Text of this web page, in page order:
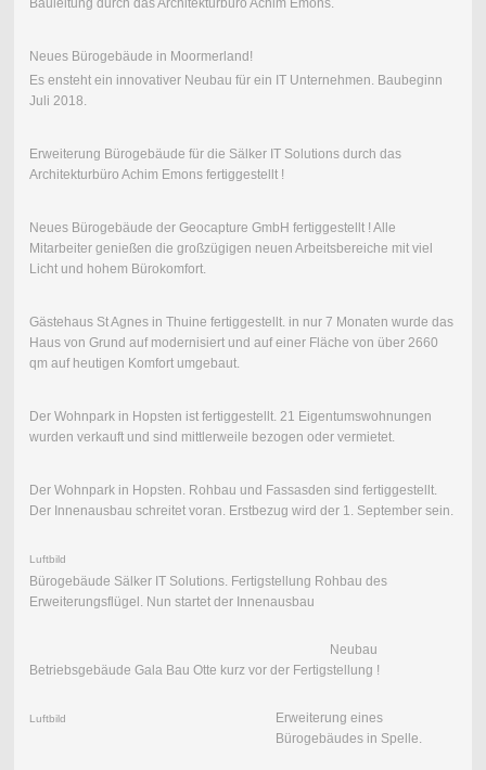
Bauleitung durch das Architekturbüro Achim Emons.
Neues Bürogebäude in Moormerland!
Es ensteht ein innovativer Neubau für ein IT Unternehmen. Baubeginn
Juli 2018.
Erweiterung Bürogebäude für die Sälker IT Solutions durch das
Architekturbüro Achim Emons fertiggestellt !
Neues Bürogebäude der Geocapture GmbH fertiggestellt ! Alle
Mitarbeiter genießen die großzügigen neuen Arbeitsbereiche mit viel
Licht und hohem Bürokomfort.
Gästehaus St Agnes in Thuine fertiggestellt. in nur 7 Monaten wurde das
Haus von Grund auf modernisiert und auf einer Fläche von über 2660
qm auf heutigen Komfort umgebaut.
Der Wohnpark in Hopsten ist fertiggestellt. 21 Eigentumswohnungen
wurden verkauft und sind mittlerweile bezogen oder vermietet.
Der Wohnpark in Hopsten. Rohbau und Fassasden sind fertiggestellt.
Der Innenausbau schreitet voran. Erstbezug wird der 1. September sein.
Luftbild
Bürogebäude Sälker IT Solutions. Fertigstellung Rohbau des
Erweiterungsflügel. Nun startet der Innenausbau
Neubau
Betriebsgebäude Gala Bau Otte kurz vor der Fertigstellung !
Luftbild
Erweiterung eines
Bürogebäudes in Spelle.